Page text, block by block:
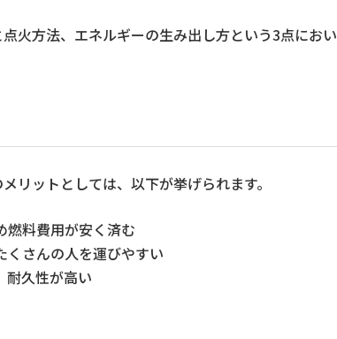
火方法、エネルギーの生み出し方という3点におい
リットとしては、以下が挙げられます。
燃料費用が安く済む
くさんの人を運びやすい
耐久性が高い